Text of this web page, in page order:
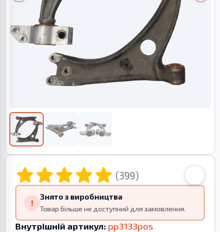
(399)
!
Знято з виробництва
Товар більше не доступний для замовлення.
Внутрішній артикул: pp3133pos